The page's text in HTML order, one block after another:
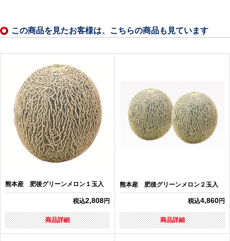
この商品を見たお客様は、こちらの商品も見ています
熊本産 肥後グリーンメロン１玉入
税込2,808円
商品詳細
熊本産 肥後グリーンメロン２玉入
税込4,860円
商品詳細